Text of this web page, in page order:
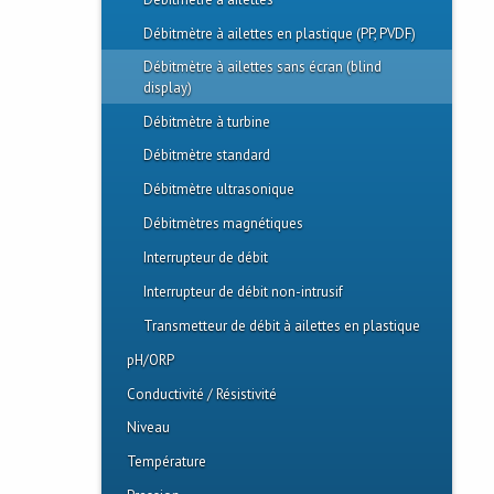
Tuyau métrique
Tuyau Polypropylène
Tuyau PVC Cédule 40 Blanc
Tuyau PVC Cédule 40 Gris
Tuyau PVC Cédule 80
Tuyau PVC Clair
Tuyau PVDF
Tuyau SDR 21/26
Débitmètre à ailettes en plastique (PP, PVDF)
Débitmètre à ailettes sans écran (blind
display)
Débitmètre à turbine
Débitmètre standard
Débitmètre ultrasonique
Débitmètres magnétiques
Interrupteur de débit
Interrupteur de débit non-intrusif
Transmetteur de débit à ailettes en plastique
pH/ORP
Assemblage à taraudage humide
Electrodes différentielles
Électrodes Standard
Conductivité / Résistivité
Électrodes
Electronique de capteur
Niveau
Capteur pour réservoir haut niveau
Température